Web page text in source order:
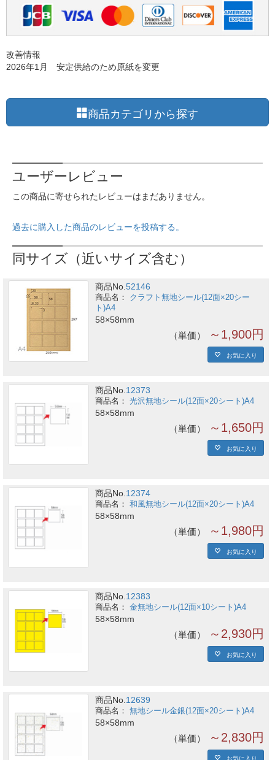
改善情報
2026年1月 安定供給のため原紙を変更
商品カテゴリから探す
ユーザーレビュー
この商品に寄せられたレビューはまだありません。
過去に購入した商品のレビューを投稿する。
同サイズ（近いサイズ含む）
商品No.52146
クラフト無地シール(12面×20シー
ト)A4
58×58mm
単価 ～1,900円
お気に入り
商品No. 12373
光沢無地シール(12面×20シート)A4
58×58mm
単価 ～1,650円
お気に入り
商品No. 12374
和風無地シール(12面×20シート)A4
58×58mm
単価 ～1,980円
お気に入り
商品No.12383
金無地シール(12面×10シート)A4
58×58mm
単価 ～2,930円
お気に入り
商品No. 12639
無地シール金銀(12面×20シート)A4
58×58mm
単価 ～2,830円
お気に入り